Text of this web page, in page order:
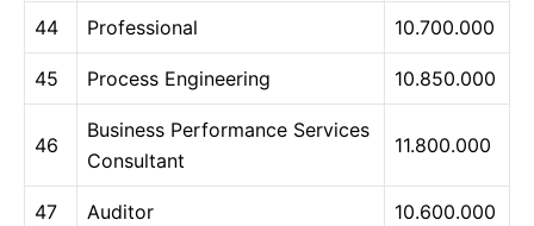
44 Professional 10.700.000
45 Process Engineering 10.850.000
46
Business Performance Services
Consultant
11.800.000
47 Auditor 10.600.000